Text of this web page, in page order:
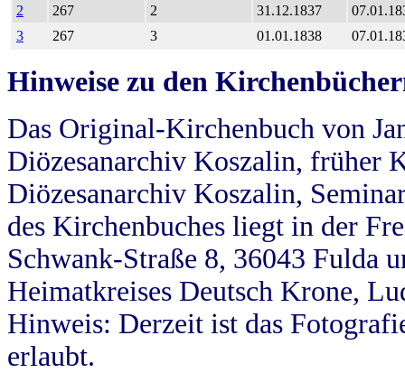
2
267 2 31.12.1837
3
267 3 01.01.1838
Hinweise zu den
Das Original-Kirchenbuch von
Diözesanarchiv Koszalin, früher
Diözesanarchiv Koszalin,
des Kirchenbuches liegt in der
Schwank-Straße 8, 36043 Fulda
Heimatkreises Deutsch Krone,
Hinweis: Derzeit ist das
erlaubt.